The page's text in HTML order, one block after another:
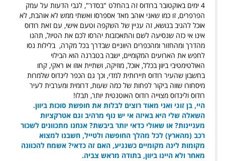
4 ימים באוקטובר ברודוס זה בהחלט "בסדר", לגבי הדעות על עמק
הפרפרים, זו כמו שאני אוהב מאד אספרסו ואשתי ממש לא אוהבת, לא
אוכל להגיב בנושא, זה עניין של השקפה וטעם אישי, עם זאת רודוס
אינו אי כזה שנסיעה לשם והתאכזבות יהרסו לכם את הטיול, תהנו
מהדרך ומהחזור ומהכפרים היווניים שבדרך בכל מקרה, בלילות נסו
לחפש את הארועים המקומיים, ישבה בטברנה הוא הבילוי
האולטימטיבי ביוון בכלל, אוכל, מוזיקה, ושתיית אוזו או ראקי, קחו
בחשבון שהעיר רודוס תיירותית למדי, וכך גם הכפר לינדוס שלמרות
מיסחורו שווה ביקור לפחות של כמה שעות, דרומית ומערבית לעיר
רודוס ולינדוס מצוייה רודוס האוטנטית יותר, תבלו!
היי, בן זוגי ואני מאוד רוצים לבלות את חופשת סוכות ביוון.
השאלה שלי היא באיזה אי יש נוף מרהיב וגם אטרקציות
מעניינות? או שאולי כדאי יותר ביבשת? אנחנו מתכוונים לשכור
רכב (מהארץ) לכל מהלך החופשה ולטייל, חשבנו למצוא
מקומות לינה מקומיים כשנגיע, האם זה כדאי? אשמח להכוונה
מאחר ולא היינו ביוון, בתודה מראש צביה.